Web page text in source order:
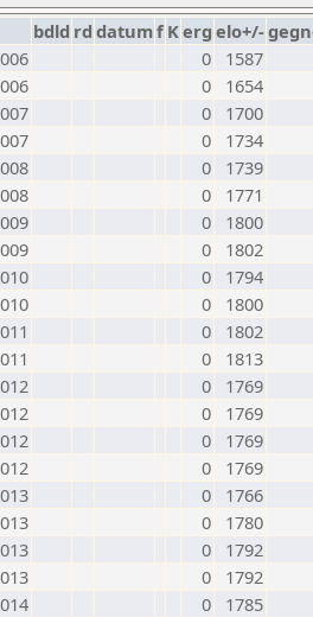
bdld rd datumf Kerg elo+/-
0
1587
0
1654
0
1700
0
1734
0
1739
0
1771
0
1800
0
1802
0
1794
0
1800
0
1802
0
1813
0
1769
0
1769
0
1769
0
1769
0
1766
0
1780
0
1792
0
1792
0
1785